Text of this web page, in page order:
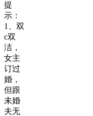
提
示：
1、双
c双
洁，
女主
订过
婚，
但跟
未婚
夫无